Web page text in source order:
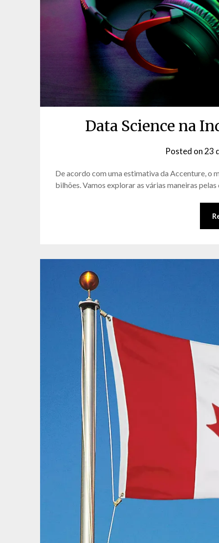
Data Science na
Posted on 23
De acordo com uma estimativa da Accenture, o
bilhões. Vamos explorar as várias maneiras